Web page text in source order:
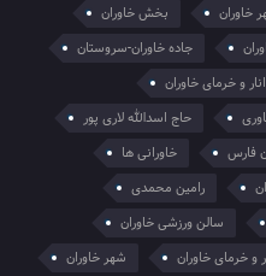
خاوران
بخش خاوران
جاده خاوران-سروستان
و خرمای خاوران
حاج اسدالله لاری پور
فارس
خاورانی ها
رامین محمدی
سالن ورزشی خاوران
و خرمای خاوران
شهر خاوران